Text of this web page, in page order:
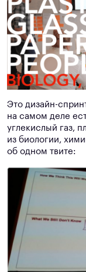
Это дизайн-
на самом деле
углекислый газ,
из биологии,
об одном твите: